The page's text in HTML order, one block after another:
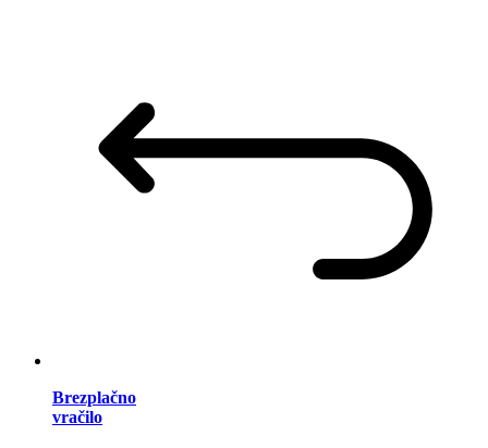
Brezplačno
vračilo